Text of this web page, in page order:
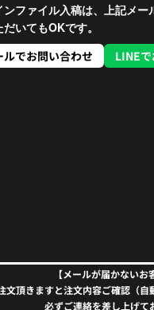
ンファイル入稿は、上記メー
いてもOKです。
ルでお問い合わせ
LINE
【メールが届かないお
文頂きますと注文内容ご確認（自
必ずご連絡を差し上げて